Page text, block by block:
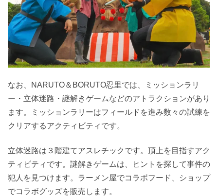
なお、NARUTO＆BORUTO忍里では、ミッションラリ
ー・立体迷路・謎解きゲームなどのアトラクションがあり
ます。ミッションラリーはフィールドを進み数々の試練を
クリアするアクティビティです。
立体迷路は３階建てアスレチックです。頂上を目指すアク
ティビティです。謎解きゲームは、ヒントを探して事件の
犯人を見つけます。ラーメン屋でコラボフード、ショップ
でコラボグッズを販売します。